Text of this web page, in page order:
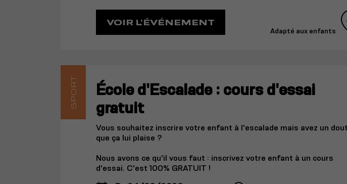
Adapté aux enfants
VOIR L'ÉVÉNEMENT
SPORT
École d'Escalade : cours d'essai
gratuit
Vous souhaitez inscrire votre enfant à l'escalade mais avez un
que ça lui plaise ?
Nous avons ce qu'il vous faut : inscrivez votre enfant à un cours
d'essai. C'est 100% GRATUIT !